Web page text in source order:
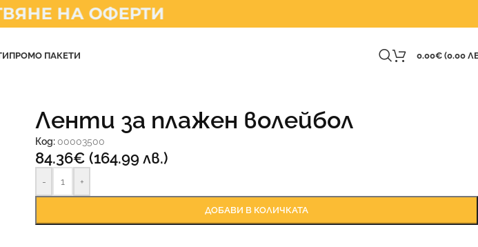
НА ОФЕРТИ
ПРОМО ПАКЕТИ 0.00€ (0.00
Ленти за плажен волейбол
Код: 00003500
84.36€ (164.99 лв.)
- +
ДОБАВИ В КОЛИЧКАТА